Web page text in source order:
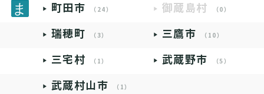
町田市 （24） 御蔵島村 （0）
瑞穂町 （3） 三鷹市 （10）
三宅村 （1） 武蔵野市 （5）
武蔵村山市 （1）